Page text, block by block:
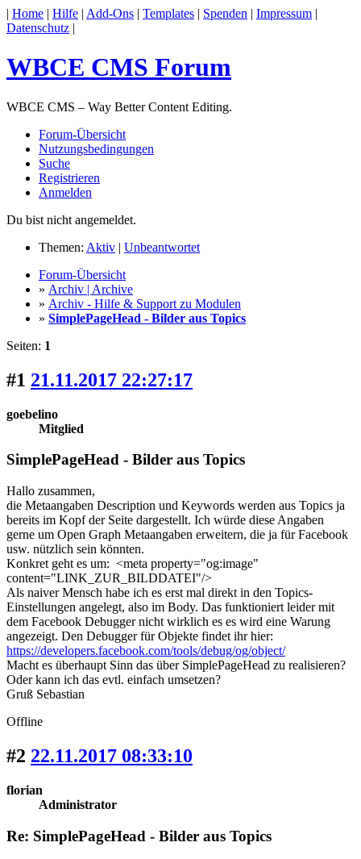
| Home | Hilfe | Add-Ons | Templates | Spenden | Impressum |
Datenschutz |
WBCE CMS Forum
WBCE CMS – Way Better Content Editing.
Forum-Übersicht
Nutzungsbedingungen
Suche
Registrieren
Anmelden
Du bist nicht angemeldet.
Themen: Aktiv | Unbeantwortet
Forum-Übersicht
» Archiv | Archive
» Archiv - Hilfe & Support zu Modulen
» SimplePageHead - Bilder aus Topics
Seiten: 1
#1 21.11.2017 22:27:17
goebelino
Mitglied
SimplePageHead - Bilder aus Topics
Hallo zusammen,
die Metaangaben Description und Keywords werden aus Topics ja
bereits im Kopf der Seite dargestellt. Ich würde diese Angaben
gerne um Open Graph Metaangaben erweitern, die ja für Facebook
usw. nützlich sein könnten.
Konkret geht es um: <meta property="og:image"
content="LINK_ZUR_BILDDATEI"/>
Als naiver Mensch habe ich es erst mal direkt in den Topics-
Einstellungen angelegt, also im Body. Das funktioniert leider mit
dem Facebook Debugger nicht wirklich es es wird eine Warung
angezeigt. Den Debugger für Objekte findet ihr hier:
https://developers.facebook.com/tools/debug/og/object/
Macht es überhaupt Sinn das über SimplePageHead zu realisieren?
Oder kann ich das evtl. einfach umsetzen?
Gruß Sebastian
Offline
#2 22.11.2017 08:33:10
florian
Administrator
Re: SimplePageHead - Bilder aus Topics